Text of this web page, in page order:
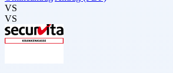
VS
VS